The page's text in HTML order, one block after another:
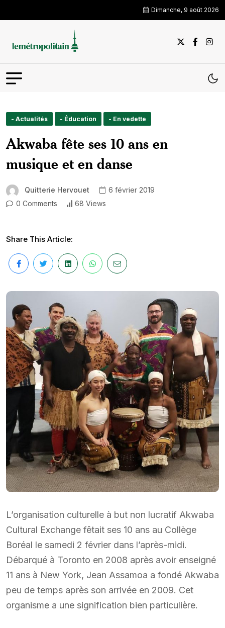
Dimanche, 9 août 2026
- Actualités - Éducation - En vedette
Akwaba fête ses 10 ans en
musique et en danse
Quitterie Hervouet
6 février 2019
0 Comments
68 Views
Share This Article:
L’organisation culturelle à but non lucratif Akwaba
Cultural Exchange fêtait ses 10 ans au Collège
Boréal le samedi 2 février dans l’après-midi.
Débarqué à Toronto en 2008 après avoir enseigné
11 ans à New York, Jean Assamoa a fondé Akwaba
peu de temps après son arrivée en 2009. Cet
organisme a une signification bien particulière.